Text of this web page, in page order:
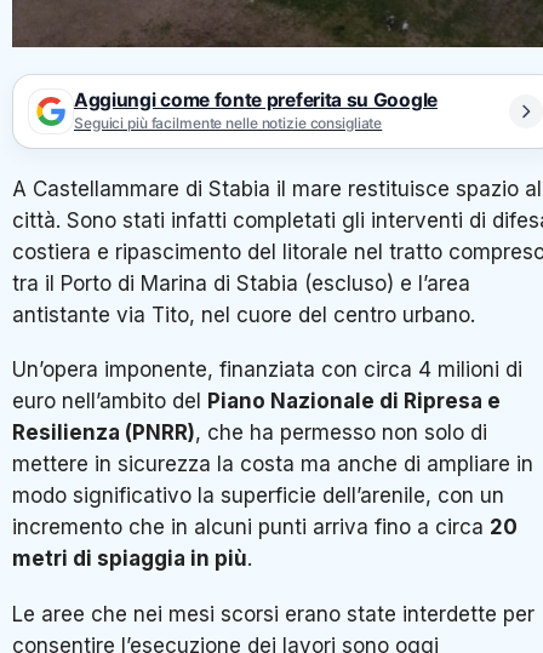
Aggiungi come fonte preferita su Google
Seguici più facilmente nelle notizie consigliate
A Castellammare di Stabia il mare restituisce spazio
città. Sono stati infatti completati gli interventi di
costiera e ripascimento del litorale nel tratto
tra il Porto di Marina di Stabia (escluso) e l’area
antistante via Tito, nel cuore del centro urbano.
Un’opera imponente, finanziata con circa 4 milioni di
euro nell’ambito del
Piano Nazionale di Ripresa e
Resilienza (PNRR), che ha permesso non solo di
mettere in sicurezza la costa ma anche di ampliare in
modo significativo la superficie dell’arenile, con un
incremento che in alcuni punti arriva fino a circa 20
metri di spiaggia in più.
Le aree che nei mesi scorsi erano state interdette per
consentire l’esecuzione dei lavori sono oggi